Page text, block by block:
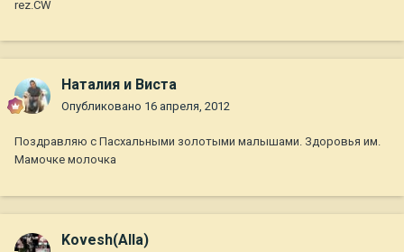
rez.CW
Наталия и Виста
Опубликовано 16 апреля, 2012
Поздравляю с Пасхальными золотыми малышами. Здоровья им.
Мамочке молочка
Kovesh(Alla)